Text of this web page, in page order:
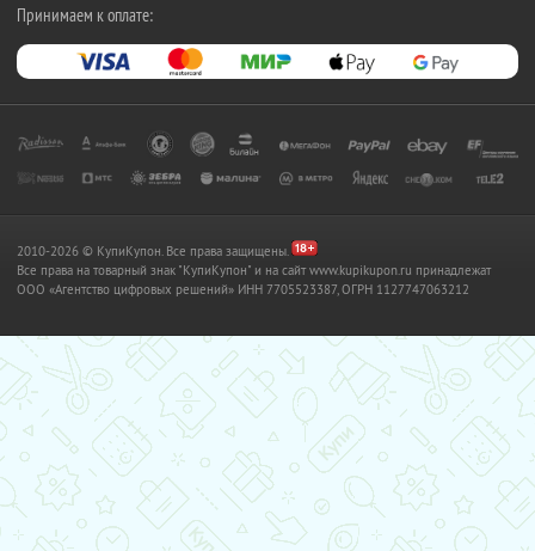
Принимаем к оплате:
2010-2026 © КупиКупон. Все права защищены.
Все права на товарный знак "КупиКупон" и на сайт www.kupikupon.ru принадлежат
OOO «Агентство цифровых решений» ИНН 7705523387, ОГРН 1127747063212